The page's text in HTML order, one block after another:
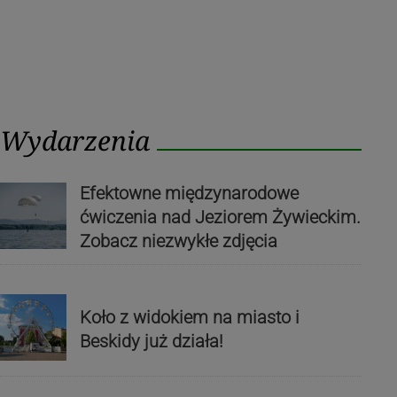
Wydarzenia
Efektowne międzynarodowe
ćwiczenia nad Jeziorem Żywieckim.
Zobacz niezwykłe zdjęcia
Koło z widokiem na miasto i
Beskidy już działa!